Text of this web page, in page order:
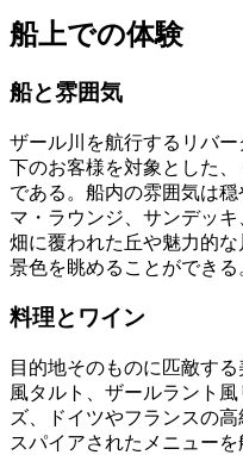
船上での体験
船と雰囲気
ザール川を航行するリバ
下のお客様を対象とした
である。船内の雰囲気は
マ・ラウンジ、サンデッ
畑に覆われた丘や魅力的
景色を眺めることができる
料理とワイン
目的地そのものに匹敵す
風タルト、ザールラント
ズ、ドイツやフランスの
スパイアされたメニュー